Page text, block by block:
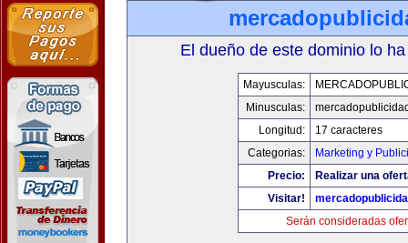
El dueño de este dominio lo
Mayusculas:
Minusculas:
Longitud:
17 caracteres
Categorias:
Marketing y
Precio:
Realizar una
Visitar!
Serán consideradas